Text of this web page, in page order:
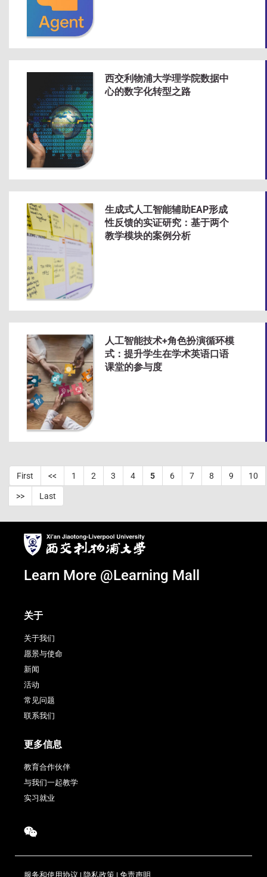
西交利物浦大学理学院数据中
心的数字化转型之路
生成式人工智能辅助EAP形成
性反馈的实证研究：基于两个
教学模块的案例分析
人工智能技术+角色扮演循环模
式：提升学生在学术英语口语
课堂的参与度
First << 1 2 3 4 5 6 7 8 9 10
>> Last
Learn More @Learning Mall
关于
关于我们
愿景与使命
新闻
活动
常见问题
联系我们
更多信息
教育合作伙伴
与我们一起教学
实习就业
服务和使用协议 | 隐私政策 | 免责声明